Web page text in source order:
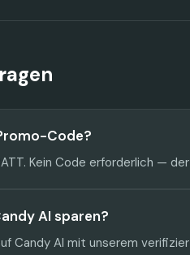
Code?
Kein Code erforderlich —
AI sparen?
Candy AI mit unserem